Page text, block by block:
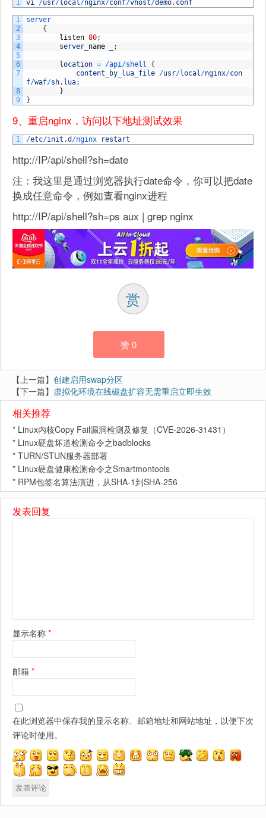
1 vi /usr/local/nginx/conf/vhost/demo. conf
1
2
3
4
5
6
7
8
9
server
{
listen 80;
server name ;
location = /api/shell
{
content_by_lua_file /usr/local/nginx/con
f/waf/sh. lua;
}
}
9、重启nginx，访问以下地址测试效果
1 /etc/init .d /nginx restart
http://IP/api/shell?sh=date
注：我这里是通过浏览器执行date命令，你可以把date
换成任意命令，例如查看nginx进程
http://IP/api/shell?sh=ps aux | grep nginx
赏
赞0
【上一篇】 创建启用swap分区
【下一篇】 虚拟化环境在线磁盘扩容无需重启立即生效
相关推荐
* Linux内核Copy Fail漏洞检测及修复（CVE-2026-31431）
* Linux硬盘坏道检测命令之badblocks
* TURN/STUN服务器部署
* Linux硬盘健康检测命令之Smartmontools
* RPM包签名算法演进，从SHA-1到SHA-256
发表回复
显示名称 *
邮箱 *
在此浏览器中保存我的显示名称、邮箱地址和网站地址，以便下次
评论时使用。